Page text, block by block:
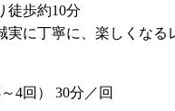
徒歩約10分
実に丁寧に、楽しくなる
4回） 30分／回